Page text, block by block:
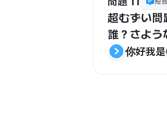
超むずい問
誰？さよう
你好我